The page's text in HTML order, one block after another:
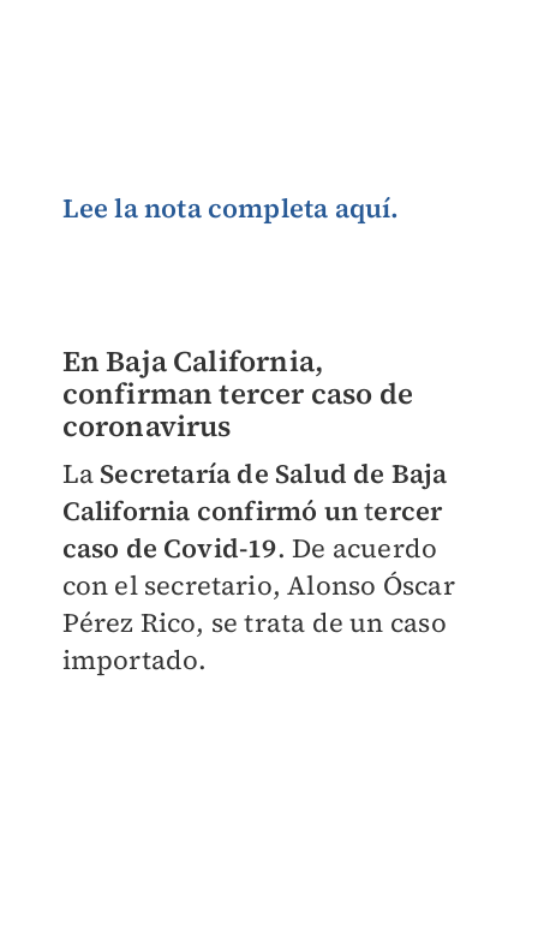
Lee la nota completa aquí.
En Baja California,
confirman tercer caso de
coronavirus
La Secretaría de Salud de Baja
California confirmó untercer
caso de Covid-19. De acuerdo
con el secretario, Alonso Óscar
Pérez Rico, se trata de un caso
importado.